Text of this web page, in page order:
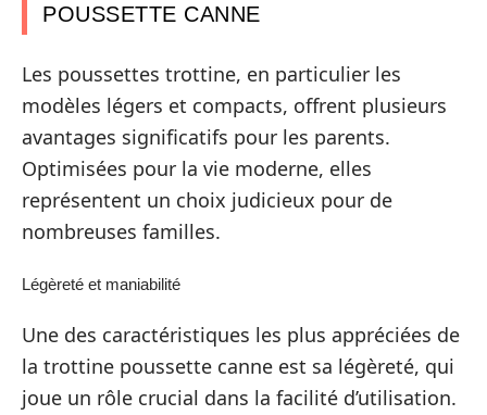
POUSSETTE CANNE
Les poussettes trottine, en particulier les
modèles légers et compacts, offrent plusieurs
avantages significatifs pour les parents.
Optimisées pour la vie moderne, elles
représentent un choix judicieux pour de
nombreuses familles.
Légèreté et maniabilité
Une des caractéristiques les plus appréciées de
la trottine poussette canne est sa légèreté, qui
joue un rôle crucial dans la facilité d’utilisation.